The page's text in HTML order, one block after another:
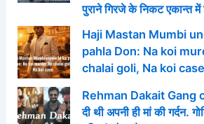
पुराने गिरजे के निकट एकान्त में
Haji Mastan Mumbi
pahla Don: Na koi
chalai goli, Na koi case
Rehman Dakait Gang
दी थी अपनी ही मां की गर्दन.